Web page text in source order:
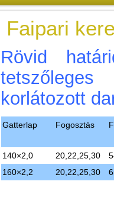
Faipari
Rövid
tetszőleges
korlátozott
Gatterlap Fogosztás
140×2,0 20,22,25,30
160×2,2
20,22,25,30